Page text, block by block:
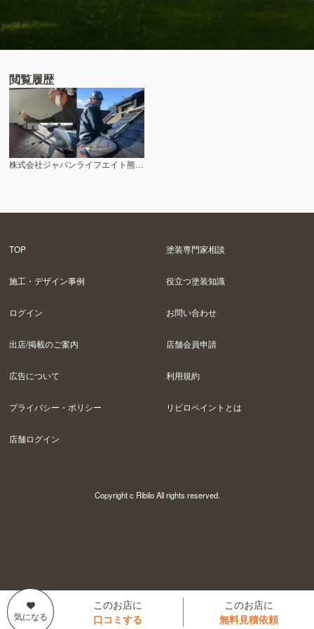
このお店に
口コミする
このお店に
無料見積依頼
閲覧履歴
株式会社ジャパンライフエイト熊谷支店
TOP 塗装専門家相談
施工・デザイン事例 役立つ塗装知識
ログイン お問い合わせ
出店/掲載のご案内 店舗会員申請
広告について 利用規約
プライバシー・ポリシー リビロペイントとは
店舗ログイン
Copyright c Ribilo All rights reserved.